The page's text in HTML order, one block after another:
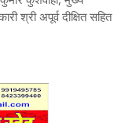
श्री अपूर्व दीक्षित सहित